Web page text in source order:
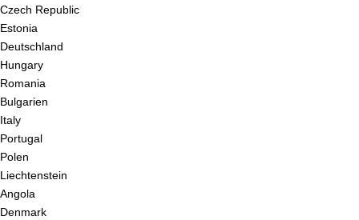
Czech Republic
Estonia
Deutschland
Hungary
Romania
Bulgarien
Italy
Portugal
Polen
Liechtenstein
Angola
Denmark